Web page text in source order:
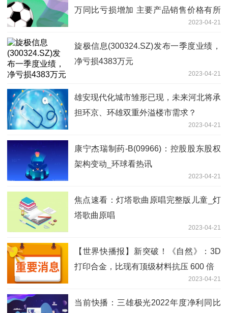
万同比亏损增加 主要产品销售价格有所
2023-04-21
旋极信息(300324.SZ)发布一季度业绩，
净亏损4383万元
2023-04-21
雄安现代化城市雏形已现，未来河北将承
担环京、环雄双重外溢楼市需求？
2023-04-21
康宁杰瑞制药-B(09966)：控股股东股权
架构变动_环球看热讯
2023-04-21
焦点速看：灯塔歌曲原唱完整版儿童_灯
塔歌曲原唱
2023-04-21
【世界快播报】新突破！《自然》：3D
打印合金，比现有顶级材料抗压 600 倍
2023-04-21
当前快播：三雄极光2022年度净利同比